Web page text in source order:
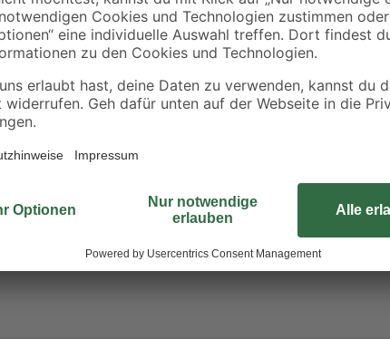
Doellken
Grundprofil 'Cubica
LS 80' 250 x 8 x 2 cm
21,99 €
Gardinia
Endkappen 2 Stück
3,29€